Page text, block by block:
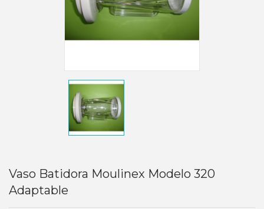
Vaso Batidora Moulinex Modelo 320
Adaptable